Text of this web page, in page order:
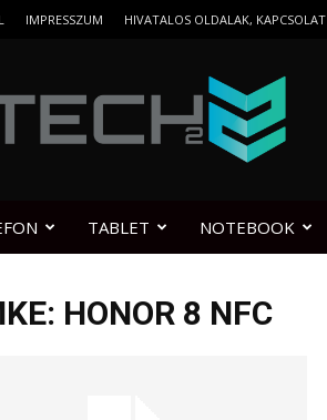
IMPRESSZUM HIVATALOS OLDALAK, KAPCSOLAT
TABLET NOTEBOOK
HONOR 8 NFC